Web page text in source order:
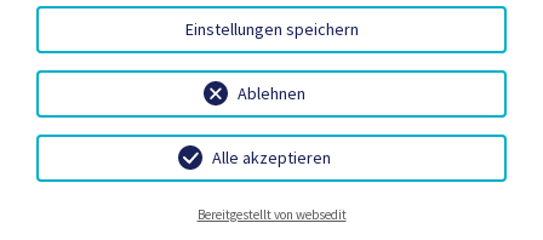
BARRIEREFREIHEIT|DATENSCHUTZ|SITEMAP|
IMPRESSUM
Ablehnen
Einstellungen speichern
Alle akzeptieren
Bereitgestellt von websedit